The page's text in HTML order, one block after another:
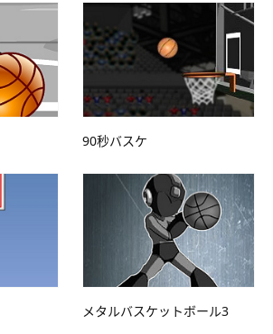
90秒バスケ
メタルバスケットボール3